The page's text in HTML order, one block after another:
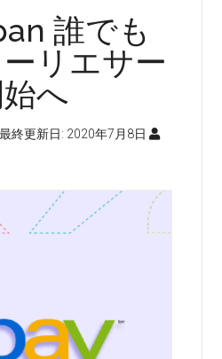
誰でも
リエサー
へ
最終更新日: 2020年7月8日